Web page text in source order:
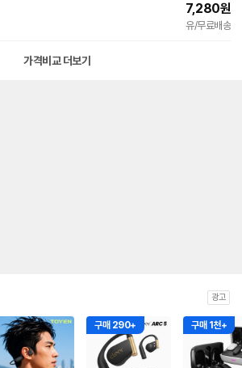
7,280원
유/무료배송
가격비교 더보기
광고
구매 290+ 구매 1천+